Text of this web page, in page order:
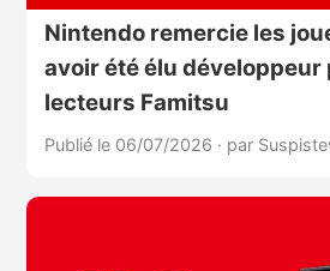
Nintendo remercie les
avoir été élu développeur
lecteurs Famitsu
Publié le 06/07/2026 · par